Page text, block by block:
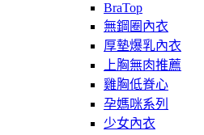
BraTop
無鋼圈內衣
厚墊爆乳內衣
上胸無肉推薦
雞胸低脊心
孕媽咪系列
少女內衣